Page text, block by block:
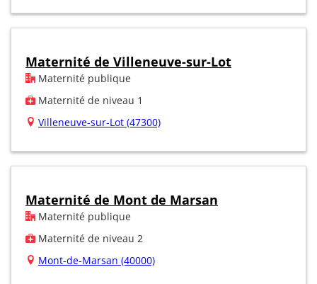
Maternité de Villeneuve-sur-Lot
Maternité publique
Maternité de niveau 1
Villeneuve-sur-Lot (47300)
Maternité de Mont de Marsan
Maternité publique
Maternité de niveau 2
Mont-de-Marsan (40000)